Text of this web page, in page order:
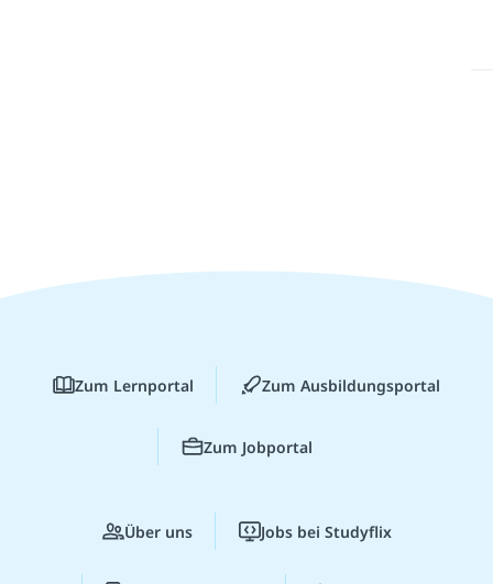
Zum Lernportal Zum Ausbildungsportal
Zum Jobportal
Über uns Jobs bei Studyflix